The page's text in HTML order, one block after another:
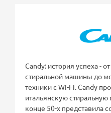
Candy: история успеха -
стиральной машины до
техники с Wi-Fi. Candy
итальянскую
конце 50-х представила